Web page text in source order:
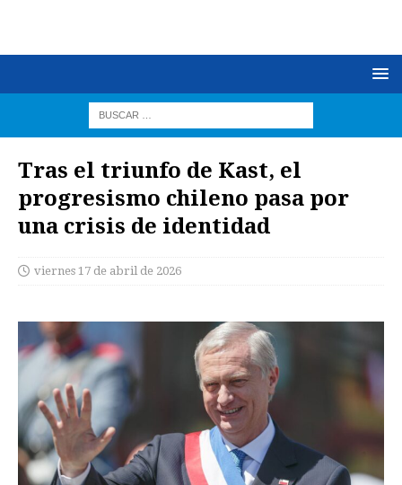
Tras el triunfo de Kast, el
progresismo chileno pasa por
una crisis de identidad
viernes 17 de abril de 2026